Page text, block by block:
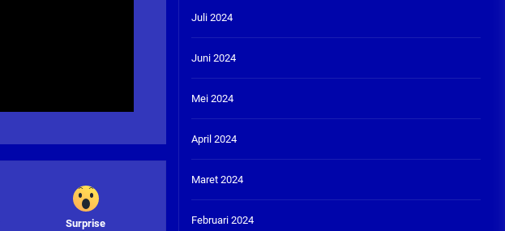
Surprise
Juli 2024
Juni 2024
Mei 2024
April 2024
Maret 2024
Februari 2024